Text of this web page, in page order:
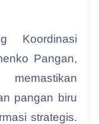
Koordinasi
Pangan,
pangan biru
strategis.